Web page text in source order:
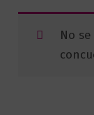
No